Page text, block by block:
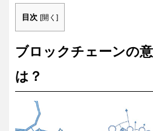
目次 [開く ]
ブロックチェーンの
は？